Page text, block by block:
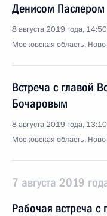
Денисом Паслером
8 августа 2019 года, 14:50
Московская область,
Встреча с главой
Бочаровым
8 августа 2019 года, 13:10
Московская область,
7 августа 2019
Рабочая встреча с